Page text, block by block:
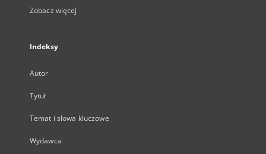
Zobacz więcej
Indeksy
Autor
Tytuł
Temat i słowa kluczowe
Wydawca